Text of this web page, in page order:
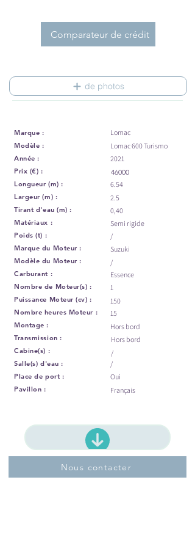
Comparateur de crédit
de photos
Marque :
Modèle :
Année :
Prix (€) :
Longueur (m) :
Largeur (m) :
Tirant d'eau (m) :
Matériaux :
Poids (t) :
Marque du Moteur :
Modèle du Moteur :
Carburant :
Nombre de Moteur(s) :
Puissance Moteur (cv) :
Nombre heures Moteur :
Montage :
Transmission :
Cabine(s) :
Salle(s) d'eau :
Place de port :
Pavillon :
Lomac
Lomac 600 Turismo
2021
46000
6.54
2.5
0,40
Semi rigide
/
Suzuki
/
Essence
1
150
15
Hors bord
Hors bord
/
/
Oui
Français
Voir les infos du bateau
Nous contacter